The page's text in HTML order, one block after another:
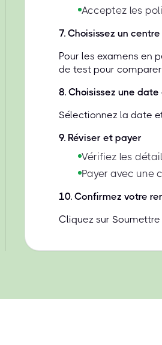
Acceptez les
7. Choisissez un
Pour les examens en
de test pour
8. Choisissez une date
Sélectionnez la date
9. Réviser et payer
Vérifiez les
Payer avec une
10. Confirmez votre
Cliquez sur